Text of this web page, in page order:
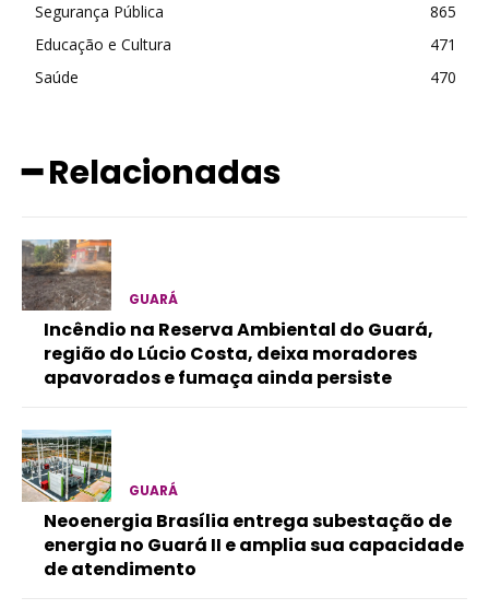
Segurança Pública
865
Educação e Cultura
471
Saúde
470
━ Relacionadas
GUARÁ
Incêndio na Reserva Ambiental do Guará,
região do Lúcio Costa, deixa moradores
apavorados e fumaça ainda persiste
GUARÁ
Neoenergia Brasília entrega subestação de
energia no Guará II e amplia sua capacidade
de atendimento